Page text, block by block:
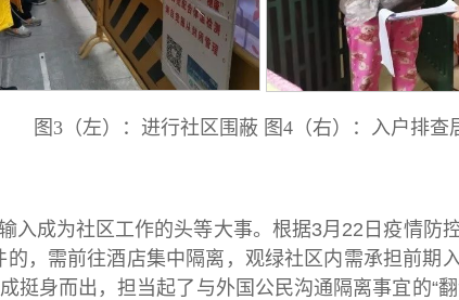
图3（左）：进行社区围蔽 图4（右）：入户排查
入成为社区工作的头等大事。根据3月22日疫情
，需前往酒店集中隔离，观绿社区内需承担前期
身而出，担当起了与外国公民沟通隔离事宜的“翻